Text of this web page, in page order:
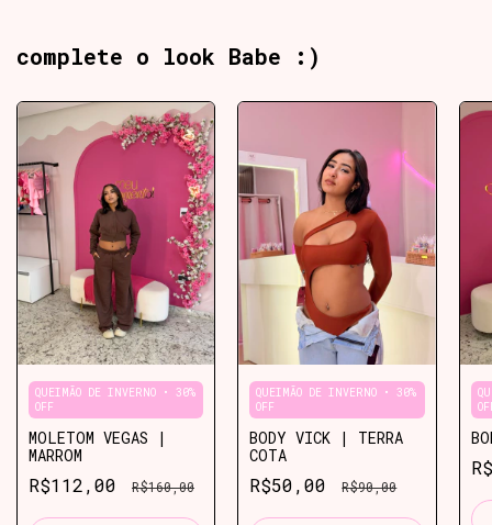
complete o look Babe :)
QUEIMÃO DE INVERNO • 30%
OFF
MOLETOM VEGAS |
MARROM
R$112,00 R$160,00
QUEIMÃO DE INVERNO • 30%
OFF
BODY VICK | TERRA
COTA
R$50,00 R$90,00